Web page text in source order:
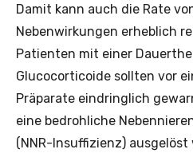
Damit kann auch die Rate
Nebenwirkungen erheblich
Patienten mit einer
Glucocorticoide sollten vor
Präparate eindringlich
eine bedrohliche
(NNR-Insuffizienz) ausgelöst